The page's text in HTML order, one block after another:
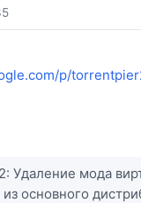
p/
Удаление мода
основного